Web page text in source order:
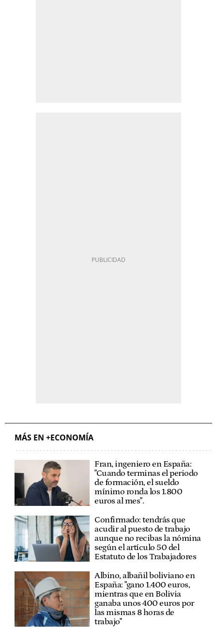
MÁS EN +ECONOMÍA
Fran, ingeniero en España:
"Cuando terminas el periodo
de formación, el sueldo
mínimo ronda los 1.800
euros al mes".
Confirmado: tendrás que
acudir al puesto de trabajo
aunque no recibas la nómina
según el artículo 50 del
Estatuto de los Trabajadores
Albino, albañil boliviano en
España: "gano 1.400 euros,
mientras que en Bolivia
ganaba unos 400 euros por
las mismas 8 horas de
trabajo"